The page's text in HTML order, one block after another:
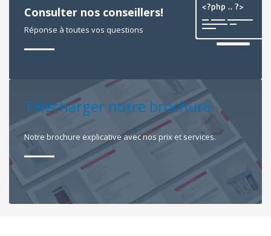
Consulter nos conseillers!
Réponse à toutes vos questions
Télécharger notre brochure
Notre brochure explicative avec nos prix et services.